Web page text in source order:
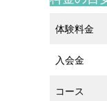
体験料金
入会金
コース